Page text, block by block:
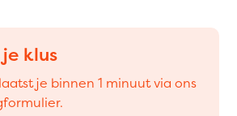
klus
je binnen 1 minuut via ons